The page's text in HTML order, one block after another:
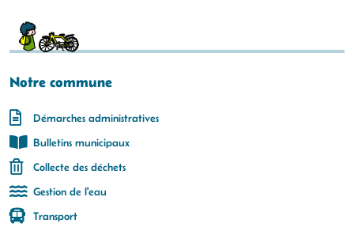
Notre commune
Démarches administratives
Bulletins municipaux
Collecte des déchets
Gestion de l'eau
Transport